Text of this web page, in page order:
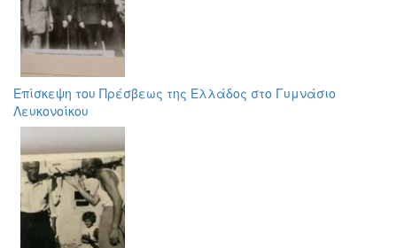
Επίσκεψη του Πρέσβεως της Ελλάδος στο Γυμνάσιο
Λευκονοίκου